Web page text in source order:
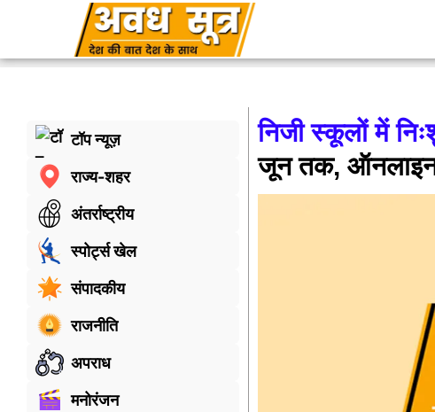
टॉप न्यूज़
राज्य-शहर
अंतर्राष्ट्रीय
स्पोर्ट्स खेल
संपादकीय
राजनीति
अपराध
मनोरंजन
निजी स्कूलों में
जून तक, ऑनलाइन